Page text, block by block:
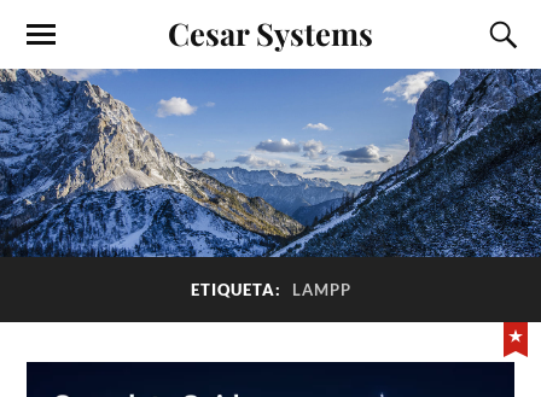
Cesar Systems
ETIQUETA: LAMPP